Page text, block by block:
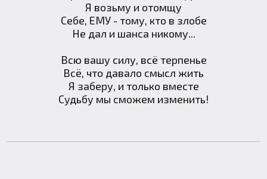
Я возьму и отомщу
Себе, ЕМУ - тому, кто в злобе
Не дал и шанса никому...
Всю вашу силу, всё терпенье
Всё, что давало смысл жить
Я заберу, и только вместе
Судьбу мы сможем изменить!